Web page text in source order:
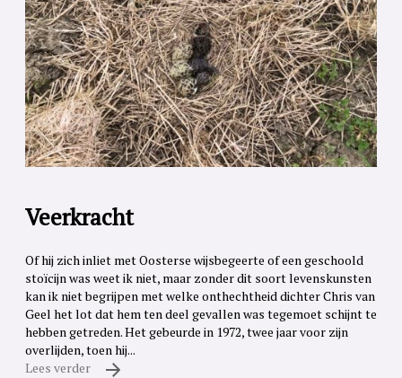
Veerkracht
Of hij zich inliet met Oosterse wijsbegeerte of een geschoold
stoïcijn was weet ik niet, maar zonder dit soort levenskunsten
kan ik niet begrijpen met welke onthechtheid dichter Chris van
Geel het lot dat hem ten deel gevallen was tegemoet schijnt te
hebben getreden. Het gebeurde in 1972, twee jaar voor zijn
overlijden, toen hij...
Lees verder